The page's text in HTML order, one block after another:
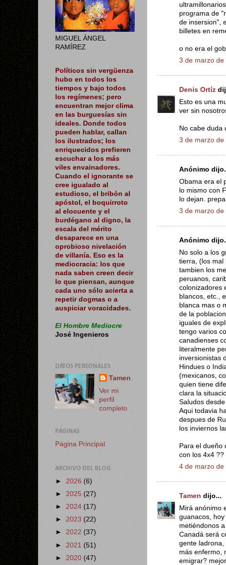
programa de
de insersion",
billetes en
o no era el
3 de marzo de
Denis Ortíz
Esto es una
ver sin
No cabe duda
3 de marzo de
Anónimo
Obama era el
lo mismo con
lo dejan.
3 de marzo de
Anónimo
No solo a los
tierra, (los mal
tambien los
peruanos,
colonizadores
blancos, etc.,
blanca mas o
de la
iguales de
tengo varios
canadienses
literalmente
inversionistas
Hindues o
(mexicanos,
quien tiene
clara la
Saludos
Aqui todavia
despues de
los inviernos
Para el dueño
con los 4x4
4 de marzo de
Tamen dijo...
Mirá anónimo
guanacos,
metiéndonos
Canadá será
gente ladrona,
más enfermo,
emigrar?
MIGUEL ÁNGEL
RAMÍREZ
Políticos sin vergüenza
hubo en todos los
tiempos y bajo todos
los regímenes; pero
encuentran mejor clima
en las burguesías sin
ideales. Donde todos
pueden hablar, callan
los ilustrados; los
enriquecidos prefieren
escuchar a los más
viles envainadores.
Cuando el ignorante se
cree igualado al
estudioso, el bribón al
apóstol, el boquirroto
al elocuente y el
burdégano al digno, la
escala del mérito
desaparece en una
oprobioso nivelación
de villanía. Eso es la
mediocracia: los que
nada saben creen decir
lo que piensan, aunque
cada uno sólo acierta a
repetir dogmas o a
auspiciar voracidades.
El Hombre Mediocre
José Ingenieros
DATOS PERSONALES
Tamen
Ver mi
perfil
completo
PÁGINAS
Página Principal
ARCHIVO DEL BLOG
► 2026 (6)
► 2025 (27)
► 2024 (17)
► 2023 (22)
► 2022 (37)
► 2021 (51)
► 2020 (47)